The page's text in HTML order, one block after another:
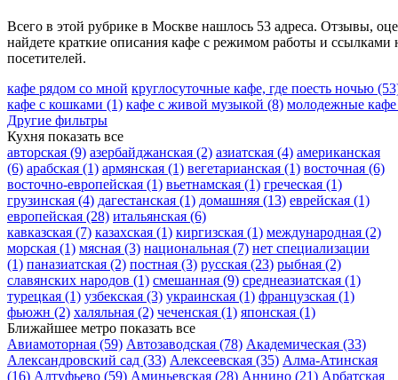
Всего в этой рубрике в Москве нашлось 53 адреса. Отзывы,
найдете краткие описания кафе с режимом работы и
посетителей.
кафе рядом со мной круглосуточные кафе, где поесть ночью
кафе с кошками (1) кафе с живой музыкой (8) молодежные
Другие фильтры
Кухня показать все
авторская (9) азербайджанская (2) азиатская (4) американская
(6) арабская (1) армянская (1) вегетарианская (1) восточная (6)
восточно-европейская (1) вьетнамская (1) греческая (1)
грузинская (4) дагестанская (1) домашняя (13) еврейская (1)
европейская (28) итальянская (6)
кавказская (7) казахская (1) киргизская (1) международная (2)
морская (1) мясная (3) национальная (7) нет специализации
(1) паназиатская (2) постная (3) русская (23) рыбная (2)
славянских народов (1) смешанная (9) среднеазиатская (1)
турецкая (1) узбекская (3) украинская (1) французская (1)
фьюжн (2) халяльная (2) чеченская (1) японская (1)
Ближайшее метро показать все
Авиамоторная (59) Автозаводская (78) Академическая (33)
Александровский сад (33) Алексеевская (35) Алма-Атинская
(16) Алтуфьево (59) Аминьевская (28) Аннино (21) Арбатская